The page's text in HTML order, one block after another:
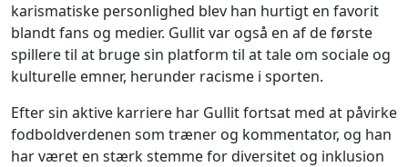
karismatiske personlighed blev han hurtigt en favorit
blandt fans og medier. Gullit var også en af de første
spillere til at bruge sin platform til at tale om sociale og
kulturelle emner, herunder racisme i sporten.
Efter sin aktive karriere har Gullit fortsat med at påvirke
fodboldverdenen som træner og kommentator, og han
har været en stærk stemme for diversitet og inklusion